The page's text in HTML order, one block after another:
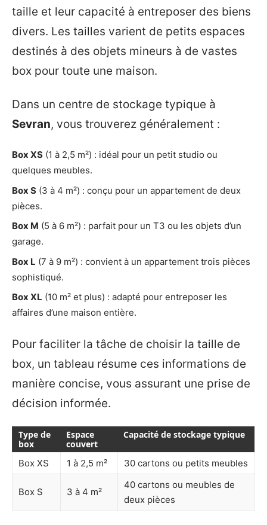
taille et leur capacité à entreposer des biens
divers. Les tailles varient de petits espaces
destinés à des objets mineurs à de vastes
box pour toute une maison.
Dans un centre de stockage typique à
Sevran, vous trouverez généralement :
Box XS (1 à 2,5 m²) : idéal pour un petit studio ou
quelques meubles.
Box S (3 à 4 m²) : conçu pour un appartement de deux
pièces.
Box M (5 à 6 m²) : parfait pour un T3 ou les objets d’un
garage.
Box L (7 à 9 m²) : convient à un appartement trois pièces
sophistiqué.
Box XL (10 m² et plus) : adapté pour entreposer les
affaires d’une maison entière.
Pour faciliter la tâche de choisir la taille de
box, un tableau résume ces informations de
manière concise, vous assurant une prise de
décision informée.
Type de
box
Espace
couvert
Capacité de stockage typique
Box XS 1 à 2,5 m² 30 cartons ou petits meubles
Box S 3 à 4 m²
40 cartons ou meubles de
deux pièces